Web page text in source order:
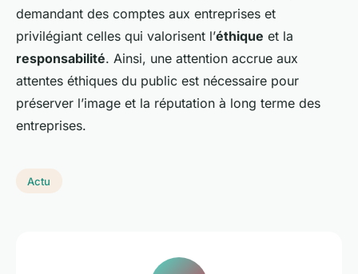
demandant des comptes aux entreprises et
privilégiant celles qui valorisent l’éthique et la
responsabilité. Ainsi, une attention accrue aux
attentes éthiques du public est nécessaire pour
préserver l’image et la réputation à long terme des
entreprises.
Actu